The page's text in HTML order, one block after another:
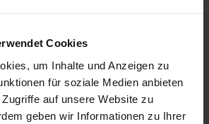
Cookies
um Inhalte und Anzeigen zu
für soziale Medien anbieten
auf unsere Website zu
geben wir Informationen zu Ihrer